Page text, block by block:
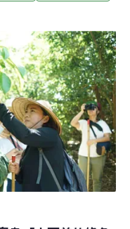
、減廢、在地發展的
農藥、化肥，又可能
害所處流域的生態環
住流域「一灣好
味與借鑒。知識青年
灣藍鵲茶」基地位於
區、北勢溪流域的上
地處水源保護區，坪
之前，坪林是從台北
此停車休息、